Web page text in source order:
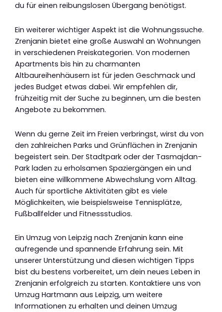
du für einen reibungslosen Übergang benötigst.
Ein weiterer wichtiger Aspekt ist die Wohnungssuche.
Zrenjanin bietet eine große Auswahl an Wohnungen
in verschiedenen Preiskategorien. Von modernen
Apartments bis hin zu charmanten
Altbaureihenhäusern ist für jeden Geschmack und
jedes Budget etwas dabei. Wir empfehlen dir,
frühzeitig mit der Suche zu beginnen, um die besten
Angebote zu bekommen.
Wenn du gerne Zeit im Freien verbringst, wirst du von
den zahlreichen Parks und Grünflächen in Zrenjanin
begeistert sein. Der Stadtpark oder der Tasmajdan-
Park laden zu erholsamen Spaziergängen ein und
bieten eine willkommene Abwechslung vom Alltag.
Auch für sportliche Aktivitäten gibt es viele
Möglichkeiten, wie beispielsweise Tennisplätze,
Fußballfelder und Fitnessstudios.
Ein Umzug von Leipzig nach Zrenjanin kann eine
aufregende und spannende Erfahrung sein. Mit
unserer Unterstützung und diesen wichtigen Tipps
bist du bestens vorbereitet, um dein neues Leben in
Zrenjanin erfolgreich zu starten. Kontaktiere uns von
Umzug Hartmann aus Leipzig, um weitere
Informationen zu erhalten und deinen Umzug